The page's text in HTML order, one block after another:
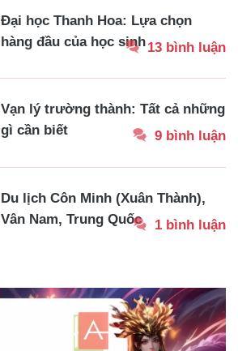
Đại học Thanh Hoa: Lựa chọn
hàng đầu của học sinh13 bình luận
Vạn lý trường thành: Tất cả những
gì cần biết
9 bình luận
Du lịch Côn Minh (Xuân Thành),
Vân Nam, Trung Quốc
1 bình luận